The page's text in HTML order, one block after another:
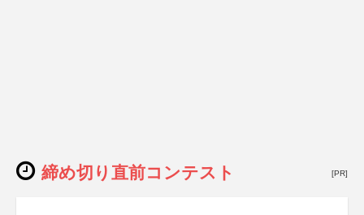
締め切り直前コンテスト [PR]